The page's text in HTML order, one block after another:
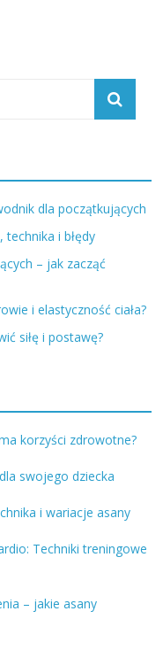
dla początkujących
i błędy
– jak zacząć
i elastyczność ciała?
siłę i postawę?
korzyści zdrowotne?
swojego dziecka
i wariacje asany
Techniki treningowe
– jakie asany